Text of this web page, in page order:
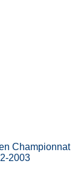
Championnat
2003